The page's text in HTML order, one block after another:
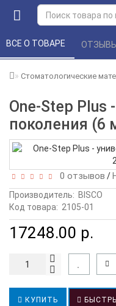
Стоматологические
One-Step Plus
поколения (6
ВСЕ О ТОВАРЕ
0 отзывов /
Производитель: BISCO
Код товара: 2105-01
17248.00 р.
КУПИТЬ